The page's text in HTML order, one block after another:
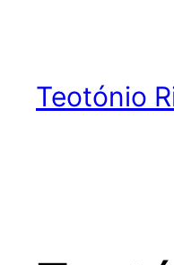
Teotónio